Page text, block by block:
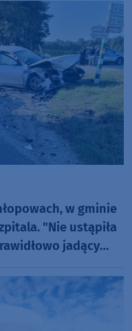
w gminie
"Nie ustąpiła
jadący